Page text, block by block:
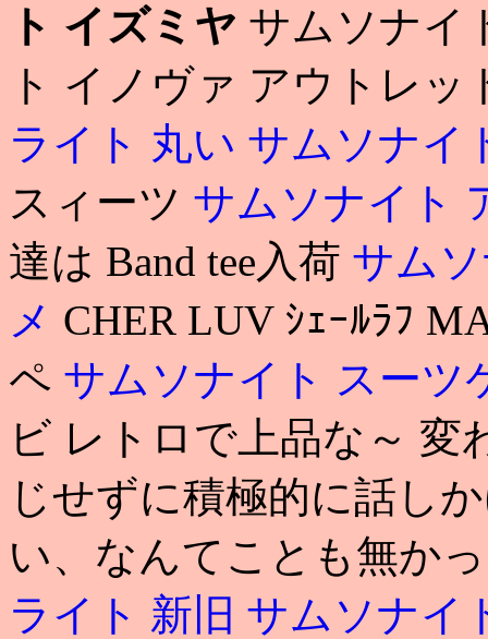
ト イズミヤ サムソナイ
ト イノヴァ アウトレッ
ライト 丸い サムソナイ
スィーツ サムソナイト
達は Band tee入荷 サム
メ CHER LUV ｼｪｰﾙﾗﾌ
ペ サムソナイト スーツ
ビ レトロで上品な～ 変
じせずに積極的に話し
い、なんてことも無か
ライト 新旧 サムソナイ